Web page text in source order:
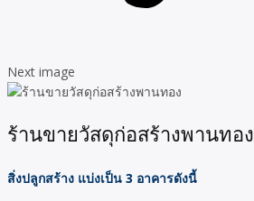
Next image
ร้านขายวัสดุก่อสร้างพานทอง
สิ่งปลูกสร้าง แบ่งเป็น 3 อาคารดังนี้